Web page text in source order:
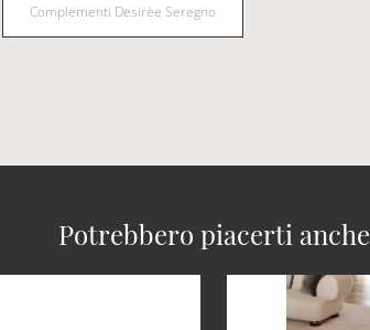
Complementi Desirèe Seregno
Potrebbero piacerti anche